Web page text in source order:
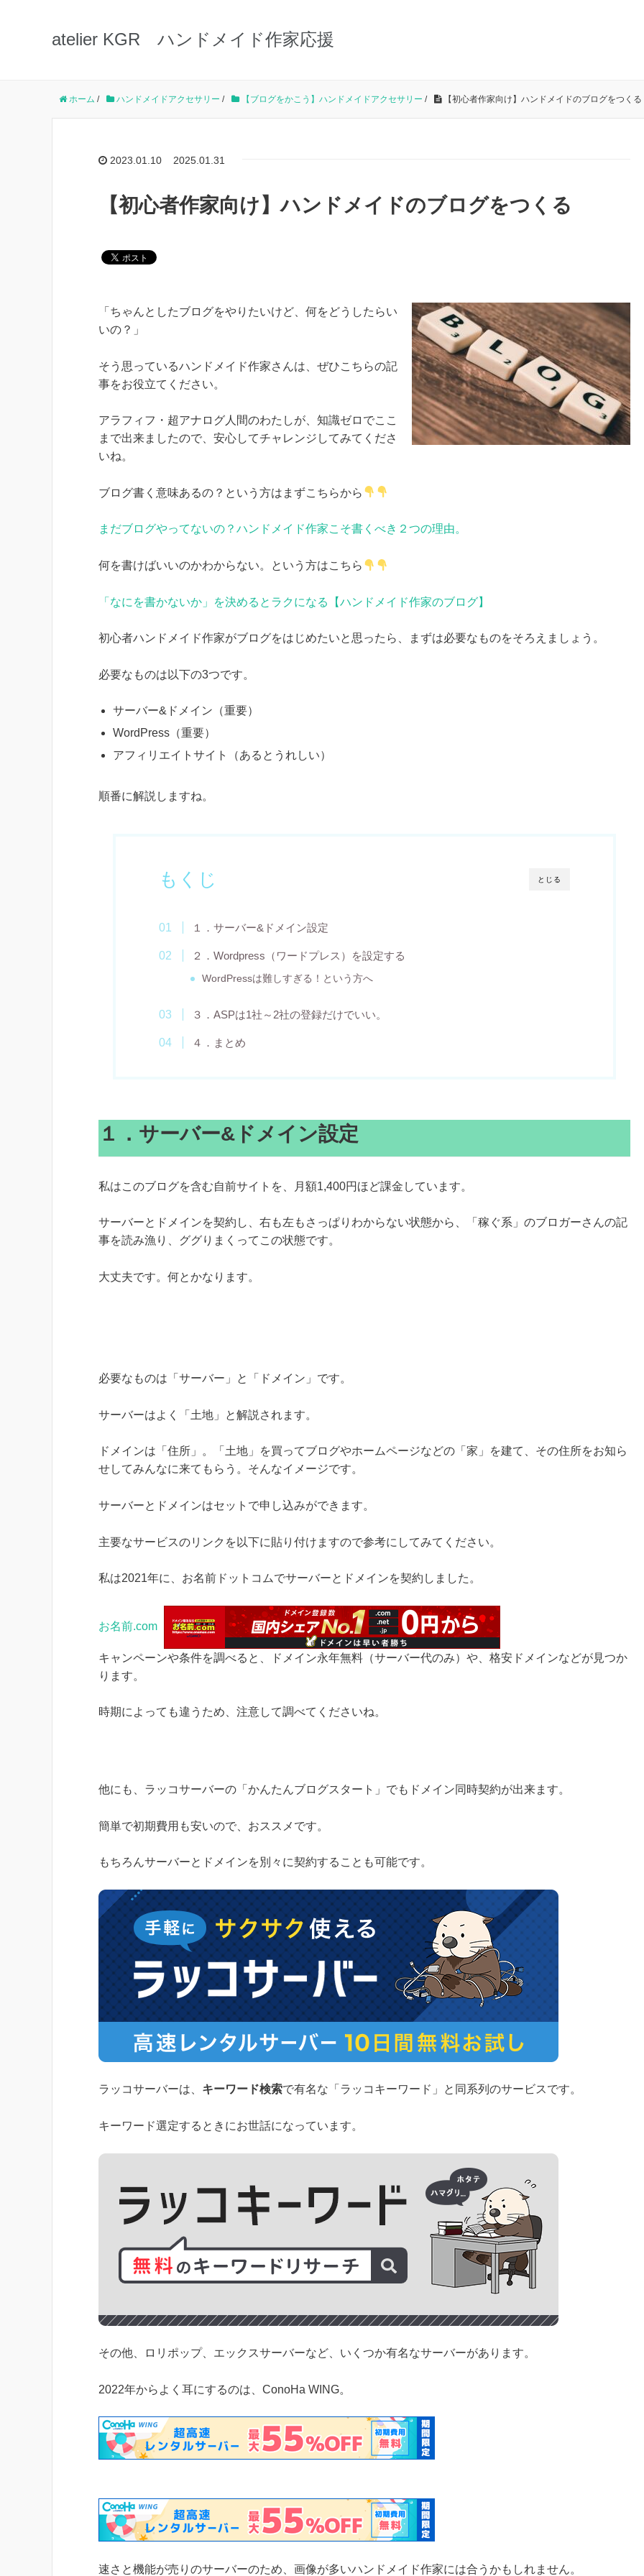
atelier KGR ハンドメイド作家応援
ホーム / ハンドメイドアクセサリー / 【ブログをかこう】ハンドメイドアクセサリー / 【初心者作家向け】ハンドメイドのブログをつくる
2023.01.10 2025.01.31
【初心者作家向け】ハンドメイドのブログをつくる
「ちゃんとしたブログをやりたいけど、何をどうしたらい
いの？」
そう思っているハンドメイド作家さんは、ぜひこちらの記
事をお役立てください。
アラフィフ・超アナログ人間のわたしが、知識ゼロでここ
まで出来ましたので、安心してチャレンジしてみてくださ
いね。
ブログ書く意味あるの？という方はまずこちらから
まだブログやってないの？ハンドメイド作家こそ書くべき２つの理由。
何を書けばいいのかわからない。という方はこちら
「なにを書かないか」を決めるとラクになる【ハンドメイド作家のブログ】
初心者ハンドメイド作家がブログをはじめたいと思ったら、まずは必要なものをそろえましょう。
必要なものは以下の3つです。
サーバー&ドメイン（重要）
WordPress（重要）
アフィリエイトサイト（あるとうれしい）
順番に解説しますね。
とじる
もくじ
１．サーバー&ドメイン設定
２．Wordpress（ワードプレス）を設定する
WordPressは難しすぎる！という方へ
３．ASPは1社～2社の登録だけでいい。
４．まとめ
１．サーバー&ドメイン設定
私はこのブログを含む自前サイトを、月額1,400円ほど課金しています。
サーバーとドメインを契約し、右も左もさっぱりわからない状態から、「稼ぐ系」のブロガーさんの記
事を読み漁り、ググりまくってこの状態です。
大丈夫です。何とかなります。
必要なものは「サーバー」と「ドメイン」です。
サーバーはよく「土地」と解説されます。
ドメインは「住所」。「土地」を買ってブログやホームページなどの「家」を建て、その住所をお知ら
せしてみんなに来てもらう。そんなイメージです。
サーバーとドメインはセットで申し込みができます。
主要なサービスのリンクを以下に貼り付けますので参考にしてみてください。
私は2021年に、お名前ドットコムでサーバーとドメインを契約しました。
お名前.com
キャンペーンや条件を調べると、ドメイン永年無料（サーバー代のみ）や、格安ドメインなどが見つか
ります。
時期によっても違うため、注意して調べてくださいね。
他にも、ラッコサーバーの「かんたんブログスタート」でもドメイン同時契約が出来ます。
簡単で初期費用も安いので、おススメです。
もちろんサーバーとドメインを別々に契約することも可能です。
ラッコサーバーは、 キーワード検索で有名な「ラッコキーワード」と同系列のサービスです。
キーワード選定するときにお世話になっています。
その他、ロリポップ、エックスサーバーなど、いくつか有名なサーバーがあります。
2022年からよく耳にするのは、ConoHa WING。
速さと機能が売りのサーバーのため、画像が多いハンドメイド作家には合うかもしれません。